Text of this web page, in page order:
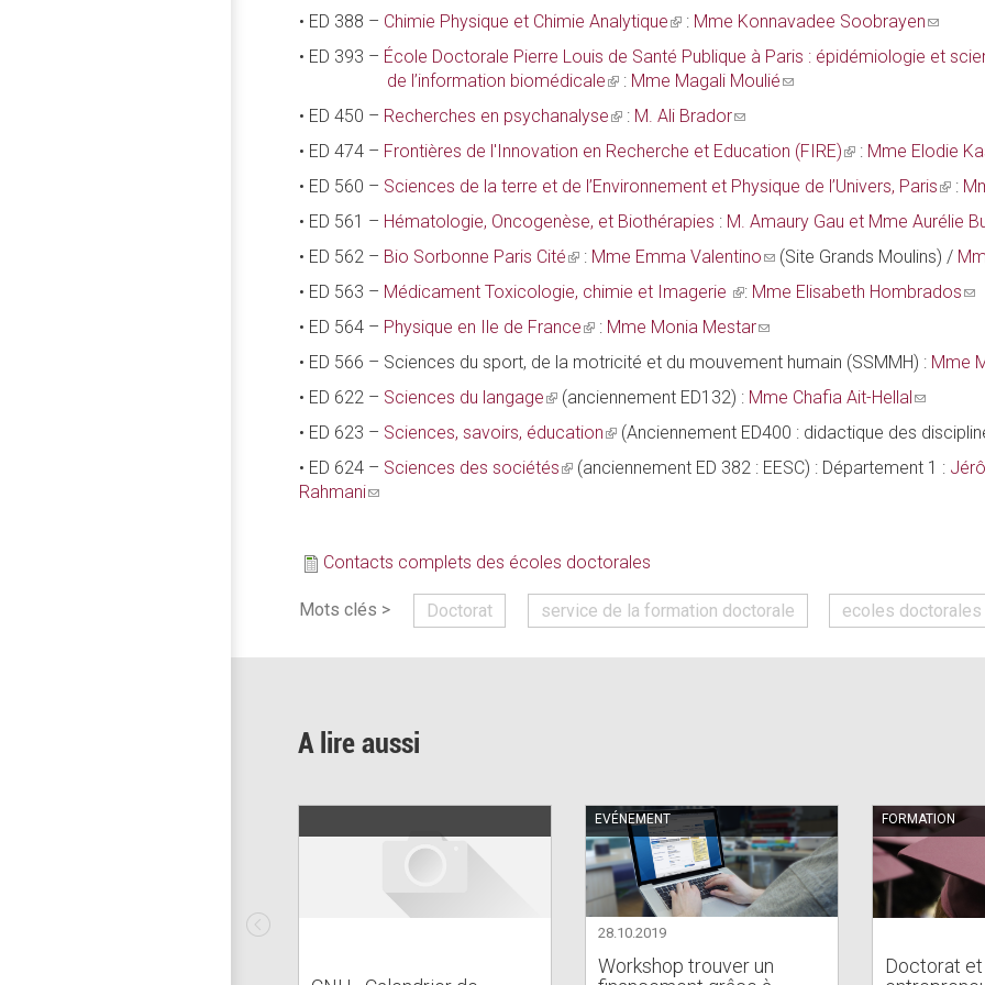
external)
e-
mail)
• ED 388 – Chimie Physique et Chimie Analytique(link
is
external)
: Mme Konnavadee Soobrayen(link
sends
e-
• ED 393 – École Doctorale Pierre Louis de Santé Publique à Paris : épidémiologie et
de l’information biomédicale(link
external)
: Mme Magali Moulié(link
mail)
• ED 450 – Recherches en psychanalyse(link
is
external)
: M. Ali Brador(link
sends
e-
mail)
• ED 474 – Frontières de l'Innovation en Recherche et Education (FIRE)(link
is
external)
: Mme Elodie
• ED 560 – Sciences de la terre et de l’Environnement et Physique de l’Univers, Paris(link
is
:
• ED 561 – Hématologie, Oncogenèse, et Biothérapies : M. Amaury Gau et Mme Aurélie
• ED 562 – Bio Sorbonne Paris Cité(link
external)
: Mme Emma Valentino(link
sends
e-
mail)
(Site Grands Moulins) /
• ED 563 – Médicament Toxicologie, chimie et Imagerie (link
is
external)
: Mme Elisabeth Hombrados(link
• ED 564 – Physique en Ile de France(link
external)
: Mme Monia Mestar(link
sends
e-
mail)
• ED 566 – Sciences du sport, de la motricité et du mouvement humain (SSMMH) : Mme
• ED 622 – Sciences du langage(link
is
external)
(anciennement ED132) : Mme Chafia Ait-Hellal(link
sends
e-
mail)
• ED 623 – Sciences, savoirs, éducation(link
is
external)
(Anciennement ED400 : didactique des
• ED 624 – Sciences des sociétés(link(anciennement ED 382 : EESC) : Département 1 :
Rahmani(link
mail)
Contacts complets des écoles doctorales
Mots clés > Doctorat service de la formation doctorale ecoles doctorales
A lire aussi
EVÉNEMENT
28.10.2019
Workshop trouver un
FORMATION
Doctorat et